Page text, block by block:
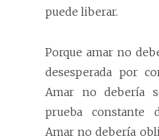
puede liberar.
Porque amar no
desesperada por
Amar no debería
prueba constante
Amar no debería